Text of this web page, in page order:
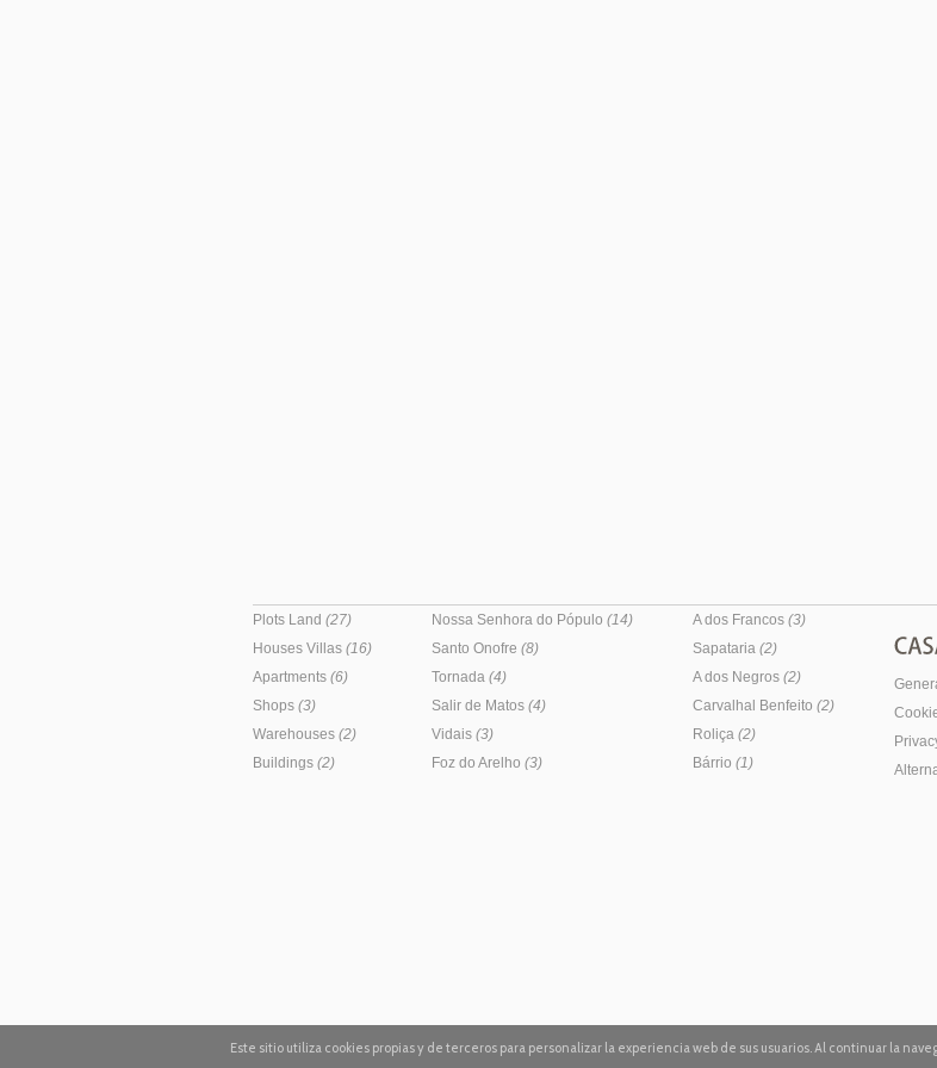
Plots Land (27)
Houses Villas (16)
Apartments (6)
Shops (3)
Warehouses (2)
Buildings (2)
Nossa Senhora do Pópulo (14)
Santo Onofre (8)
Tornada (4)
Salir de Matos (4)
Vidais (3)
Foz do Arelho (3)
A dos Francos (3)
Sapataria (2)
A dos Negros (2)
Carvalhal Benfeito (2)
Roliça (2)
Bárrio (1)
Este sitio utiliza cookies propias y de terceros para personalizar la experiencia web de sus usuarios. Al continuar la